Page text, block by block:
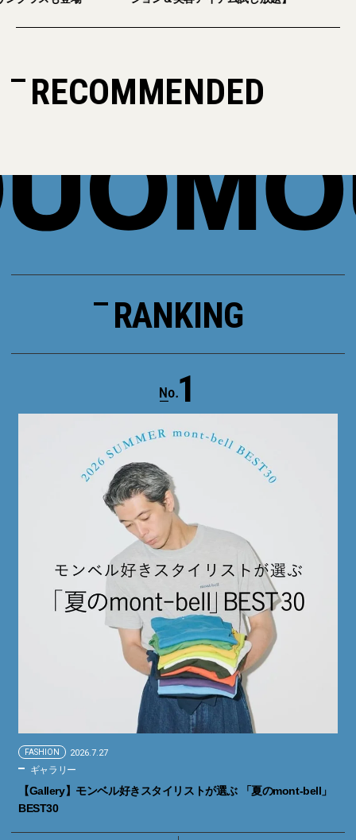
RECOMMENDED
RANKING
1
FASHION 2026.7.27
ギャラリー
【Gallery】モンベル好きスタイリストが選ぶ 「夏のmont-bell」
BEST30